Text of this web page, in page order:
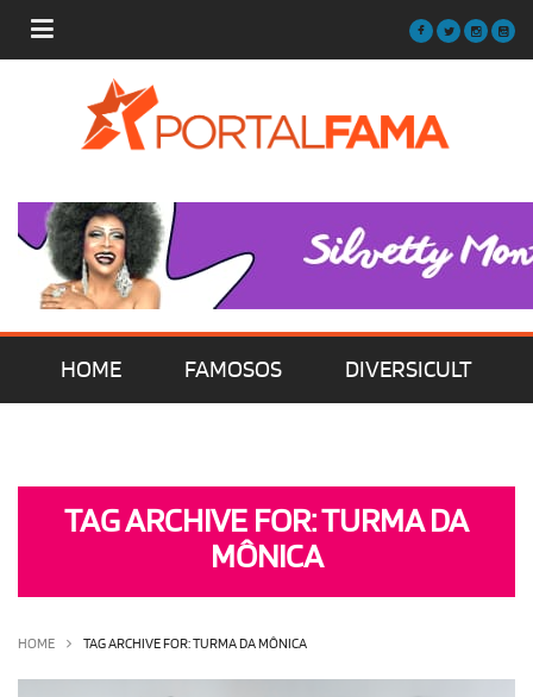
HOME FAMOSOS DIVERSICULT
OLHA ISSO! EU QUERO!
TAG ARCHIVE FOR: TURMA DA
MÔNICA
HOME TAG ARCHIVE FOR: TURMA DA MÔNICA